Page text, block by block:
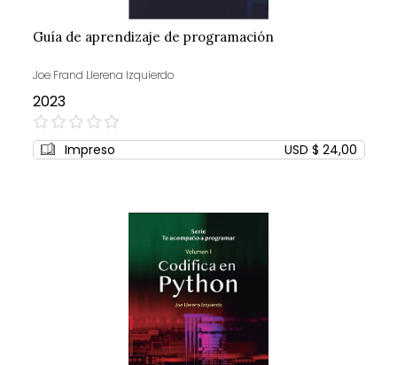
Guía de aprendizaje de programación
Joe Frand Llerena Izquierdo
2023
0%
Impreso USD $ 24,00